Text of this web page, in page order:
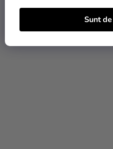
Sunt
ADAUGĂ ÎN COŞ